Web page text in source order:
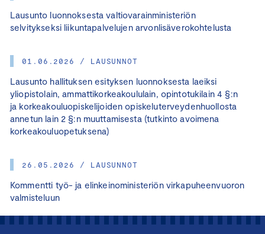
Lausunto luonnoksesta valtiovarainministeriön
selvitykseksi liikuntapalvelujen arvonlisäverokohtelusta
01.06.2026 / LAUSUNNOT
Lausunto hallituksen esityksen luonnoksesta laeiksi
yliopistolain, ammattikorkeakoululain, opintotukilain 4 §:n
ja korkeakouluopiskelijoiden opiskeluterveydenhuollosta
annetun lain 2 §:n muuttamisesta (tutkinto avoimena
korkeakouluopetuksena)
26.05.2026 / LAUSUNNOT
Kommentti työ- ja elinkeinoministeriön virkapuheenvuoron
valmisteluun